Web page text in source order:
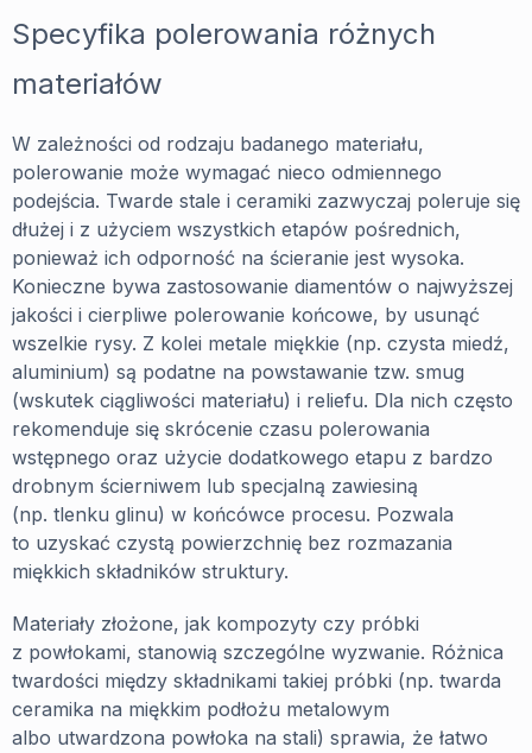
Specyfika polerowania różnych
materiałów
W zależności od rodzaju badanego materiału,
polerowanie może wymagać nieco odmiennego
podejścia. Twarde stale i ceramiki zazwyczaj poleruje się
dłużej i z użyciem wszystkich etapów pośrednich,
ponieważ ich odporność na ścieranie jest wysoka.
Konieczne bywa zastosowanie diamentów o najwyższej
jakości i cierpliwe polerowanie końcowe, by usunąć
wszelkie rysy. Z kolei metale miękkie (np. czysta miedź,
aluminium) są podatne na powstawanie tzw. smug
(wskutek ciągliwości materiału) i reliefu. Dla nich często
rekomenduje się skrócenie czasu polerowania
wstępnego oraz użycie dodatkowego etapu z bardzo
drobnym ścierniwem lub specjalną zawiesiną
(np. tlenku glinu) w końcówce procesu. Pozwala
to uzyskać czystą powierzchnię bez rozmazania
miękkich składników struktury.
Materiały złożone, jak kompozyty czy próbki
z powłokami, stanowią szczególne wyzwanie. Różnica
twardości między składnikami takiej próbki (np. twarda
ceramika na miękkim podłożu metalowym
albo utwardzona powłoka na stali) sprawia, że łatwo